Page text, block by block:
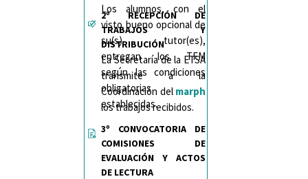
2º RECEPCIÓN DE
TRABAJOS Y
DISTRIBUCIÓN
La Secretaría de la ETSA
transmite a la
Coordinación del marph
los trabajos recibidos.
Los alumnos, con el
visto bueno opcional de
su(s) tutor(es),
entregan los TFM
según las condiciones
obligatorias
establecidas.
3º CONVOCATORIA DE
COMISIONES DE
EVALUACIÓN Y ACTOS
DE LECTURA